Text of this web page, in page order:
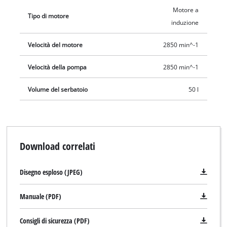
Tipo di motore
Motore a
induzione
Velocità del motore 2850 min^-1
Velocità della pompa 2850 min^-1
Volume del serbatoio 50 l
Download correlati
Disegno esploso (JPEG)
Manuale (PDF)
Consigli di sicurezza (PDF)